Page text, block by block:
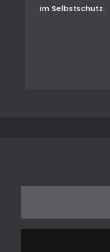
im Selbstschutz.